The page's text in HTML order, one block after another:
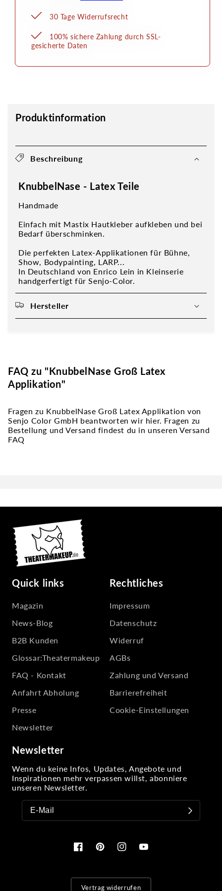
30 Tage Widerrufsrecht
100% sichere Zahlung durch SSL-
gesicherte Daten
Produktinformation
Beschreibung
KnubbelNase - Latex Teile
Handmade
Einfach mit Mastix Hautkleber aufkleben und bei
Bedarf überschminken.
Die perfekten Latex-Applikationen für Bühne,
Show, Bodypainting, LARP...
In Deutschland von Enrico Lein in Kleinserie
handgerfertigt für Senjo-Color.
Hersteller
FAQ zu "KnubbelNase Groß Latex
Applikation"
Fragen zu KnubbelNase Groß Latex Applikation von
Senjo Color GmbH beantworten wir hier. Fragen zu
Bestellung und Versand findest du in unseren Versand
FAQ
Quick links
Magazin
News-Blog
B2B Kunden
Glossar:Theatermakeup
FAQ - Kontakt
Anfahrt Abholung
Presse
Newsletter
Rechtliches
Impressum
Datenschutz
Widerruf
AGBs
Zahlung und Versand
Barrierefreiheit
Cookie-Einstellungen
Newsletter
Wenn du keine Infos, Updates, Angebote und
Inspirationen mehr verpassen willst, abonniere
unseren Newsletter.
FacebookPinterestInstagramYouTube
Vertrag widerrufen